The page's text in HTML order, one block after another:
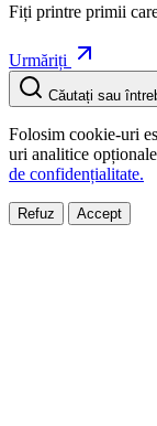
Fiți printre primii
Urmăriți
Căutați sau
Folosim cookie-uri
uri analitice
de confidențialitate.
Refuz Accept